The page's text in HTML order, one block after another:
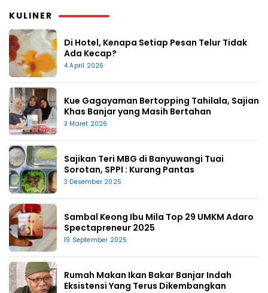
KULINER
Di Hotel, Kenapa Setiap Pesan Telur Tidak
Ada Kecap?
4 April 2026
Kue Gagayaman Bertopping Tahilala, Sajian
Khas Banjar yang Masih Bertahan
3 Maret 2026
Sajikan Teri MBG di Banyuwangi Tuai
Sorotan, SPPI : Kurang Pantas
3 Desember 2025
Sambal Keong Ibu Mila Top 29 UMKM Adaro
Spectapreneur 2025
19 September 2025
Rumah Makan Ikan Bakar Banjar Indah
Eksistensi Yang Terus Dikembangkan